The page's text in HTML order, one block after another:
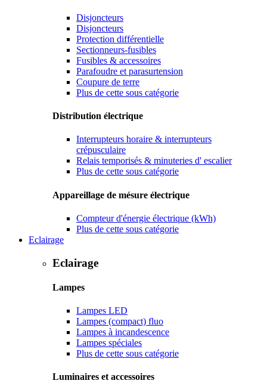
Disjoncteurs
Disjoncteurs
Protection différentielle
Sectionneurs-fusibles
Fusibles & accessoires
Parafoudre et parasurtension
Coupure de terre
Plus de cette sous catégorie
Distribution électrique
Interrupteurs horaire & interrupteurs
crépusculaire
Relais temporisés & minuteries d' escalier
Plus de cette sous catégorie
Appareillage de mésure électrique
Compteur d'énergie électrique (kWh)
Plus de cette sous catégorie
Eclairage
Eclairage
Lampes
Lampes LED
Lampes (compact) fluo
Lampes à incandescence
Lampes spéciales
Plus de cette sous catégorie
Luminaires et accessoires